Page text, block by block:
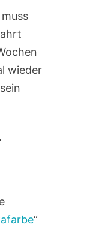
wieder
“